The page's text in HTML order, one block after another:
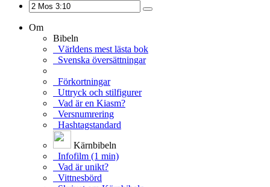
Om
Bibeln
Världens mest lästa bok
Svenska översättningar
Förkortningar
Uttryck och stilfigurer
Vad är en Kiasm?
Versnumrering
Hashtagstandard
Kärnbibeln
Infofilm (1 min)
Vad är unikt?
Vittnesbörd